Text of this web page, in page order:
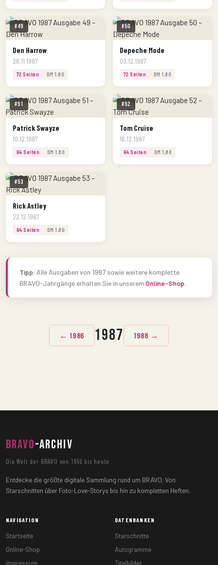
#49
Den Harrow
26.11.1987
72 Seiten DM 1,80
#50
Depeche Mode
03.12.1987
72 Seiten DM 1,80
#51
Patrick Swayze
10.12.1987
64 Seiten DM 1,80
#52
Tom Cruise
16.12.1987
64 Seiten DM 1,80
#53
Rick Astley
22.12.1987
64 Seiten DM 1,80
Tipp: Alle Ausgaben von 1987 sowie weitere komplette
BRAVO-Jahrgänge erhalten Sie in unserem Online-Shop.
← 1986 1987 1988 →
BRAVO-ARCHIV
Die Welt der BRAVO von 1956 bis heute
Entdecke die größte digitale Sammlung rund um BRAVO. Von
Starschnitten über Foto-Love-Storys bis hin zu kompletten Heften.
NAVIGATION
Startseite
Online-Shop
Impressum
DATENBANKEN
Starschnitte
Autogramme
Titelbilder